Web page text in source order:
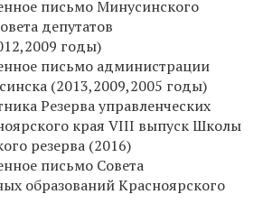
письмо Минусинского
депутатов
годы)
письмо администрации
(2013,2009,2005 годы)
Резерва управленческих
края VIII выпуск Школы
резерва (2016)
письмо Совета
образований Красноярского